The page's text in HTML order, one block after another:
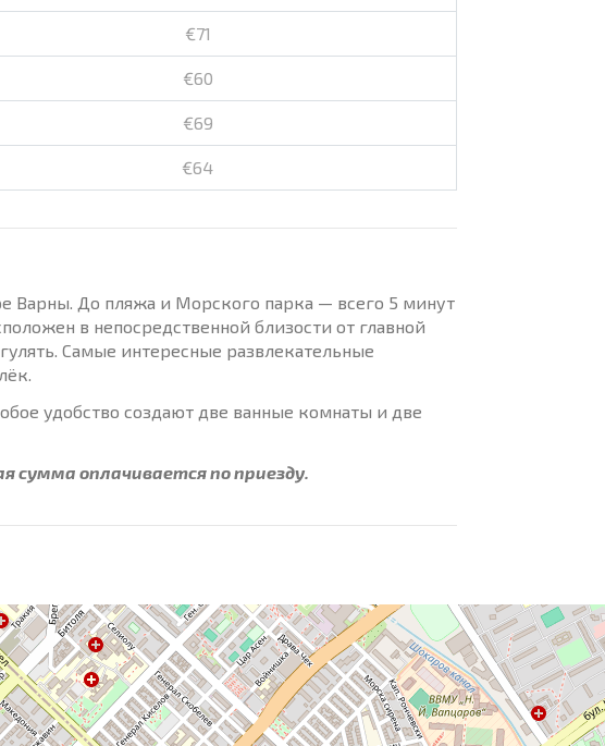
€71
€60
€69
€64
Варны. До пляжа и Морского парка — всего 5 минут
в непосредственной близости от главной
Самые интересные развлекательные
удобство создают две ванные комнаты и две
сумма оплачивается по приезду.